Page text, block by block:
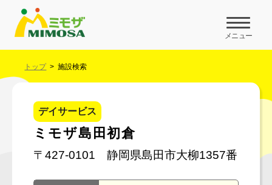
メニュー
トップ 施設検索
デイサービス
ミモザ島田初倉
〒427-0101 静岡県島田市大柳1357番